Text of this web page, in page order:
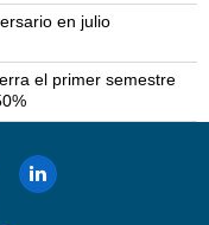
en julio
el primer semestre